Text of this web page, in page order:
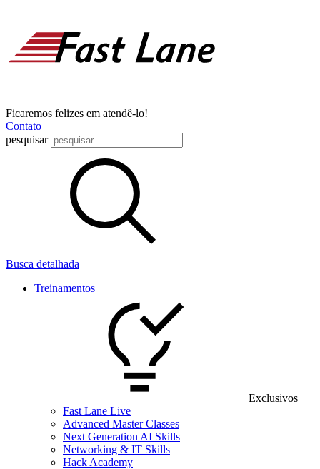
Ficaremos felizes em atendê-lo!
Contato
pesquisar
Busca detalhada
Treinamentos
Exclusivos
Fast Lane Live
Advanced Master Classes
Next Generation AI Skills
Networking & IT Skills
Hack Academy